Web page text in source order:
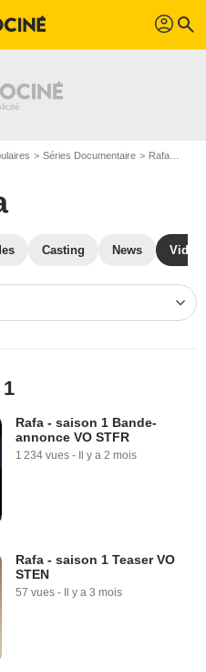
profil search
Séries Documentaire Rafa
Casting News
Rafa - saison 1 Bande-
annonce VO STFR
1 234 vues - Il y a 2 mois
Rafa - saison 1 Teaser VO
STEN
57 vues - Il y a 3 mois